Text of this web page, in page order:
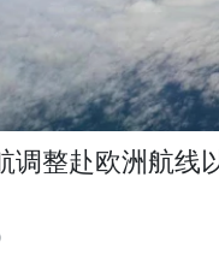
调整赴欧洲航线